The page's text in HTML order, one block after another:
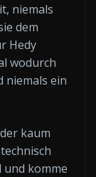
niemals
dem
Hedy
wodurch
niemals ein
kaum
und komme